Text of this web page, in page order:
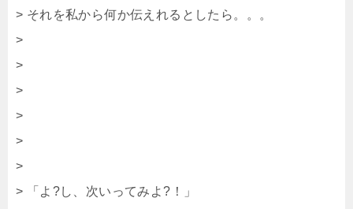
> それを私から何か伝えれるとしたら。。。
>
>
>
>
>
>
> 「よ?し、次いってみよ?！」